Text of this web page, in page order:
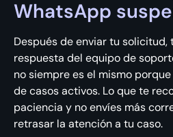
WhatsApp
Después de enviar tu solicitud,
respuesta del equipo de
no siempre es el mismo
de casos activos. Lo que te
paciencia y no envíes más
retrasar la atención a tu caso.